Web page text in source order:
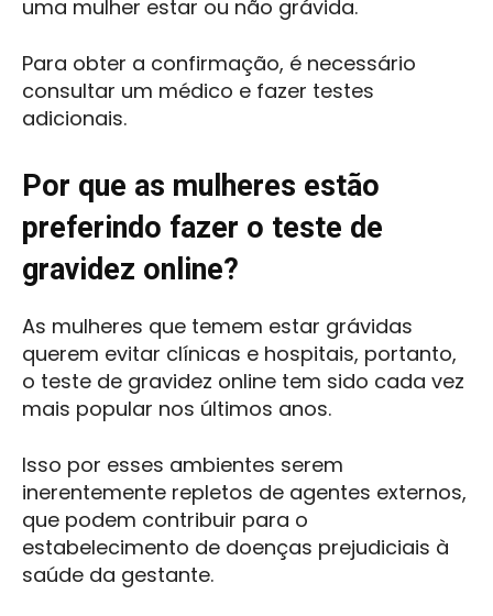
uma mulher estar ou não grávida.
Para obter a confirmação, é necessário
consultar um médico e fazer testes
adicionais.
Por que as mulheres estão
preferindo fazer o teste de
gravidez online?
As mulheres que temem estar grávidas
querem evitar clínicas e hospitais, portanto,
o teste de gravidez online tem sido cada vez
mais popular nos últimos anos.
Isso por esses ambientes serem
inerentemente repletos de agentes externos,
que podem contribuir para o
estabelecimento de doenças prejudiciais à
saúde da gestante.